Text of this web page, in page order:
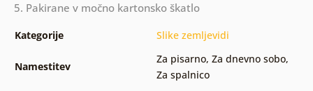
5. Pakirane v močno kartonsko škatlo
Kategorije Slike zemljevidi
Namestitev
Za pisarno, Za dnevno sobo,
Za spalnico